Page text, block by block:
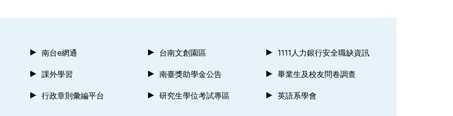
南台e網通 台南文創園區 1111人力銀行安全職缺資訊
課外學習 南臺獎助學金公告 畢業生及校友問卷調查
行政章則彙編平台 研究生學位考試專區 英語系學會